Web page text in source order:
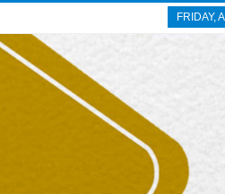
FRIDAY,